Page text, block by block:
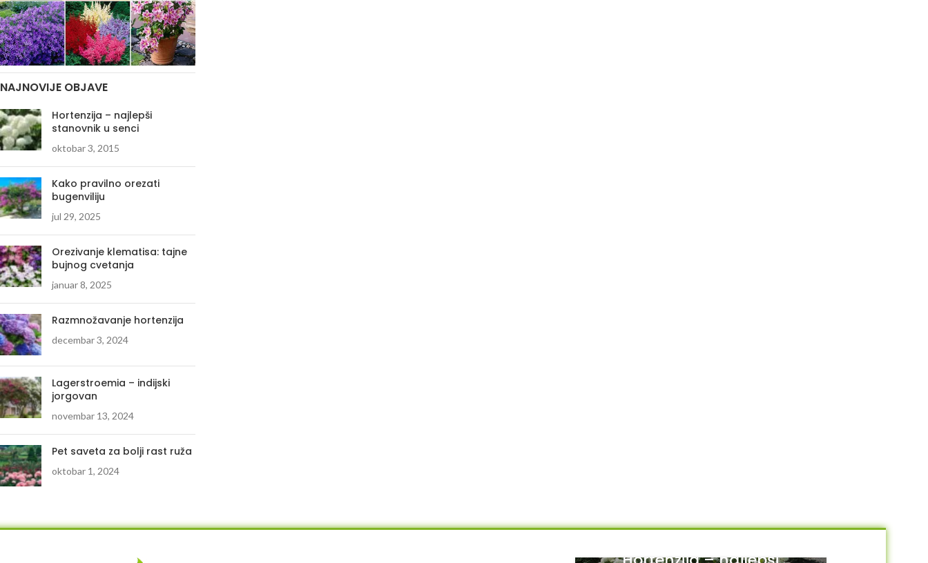
NAJNOVIJE OBJAVE
Hortenzija – najlepši
stanovnik u senci
oktobar 3, 2015
Kako pravilno orezati
bugenviliju
jul 29, 2025
Orezivanje klematisa: tajne
bujnog cvetanja
januar 8, 2025
Razmnožavanje hortenzija
decembar 3, 2024
Lagerstroemia – indijski
jorgovan
novembar 13, 2024
Pet saveta za bolji rast ruža
oktobar 1, 2024